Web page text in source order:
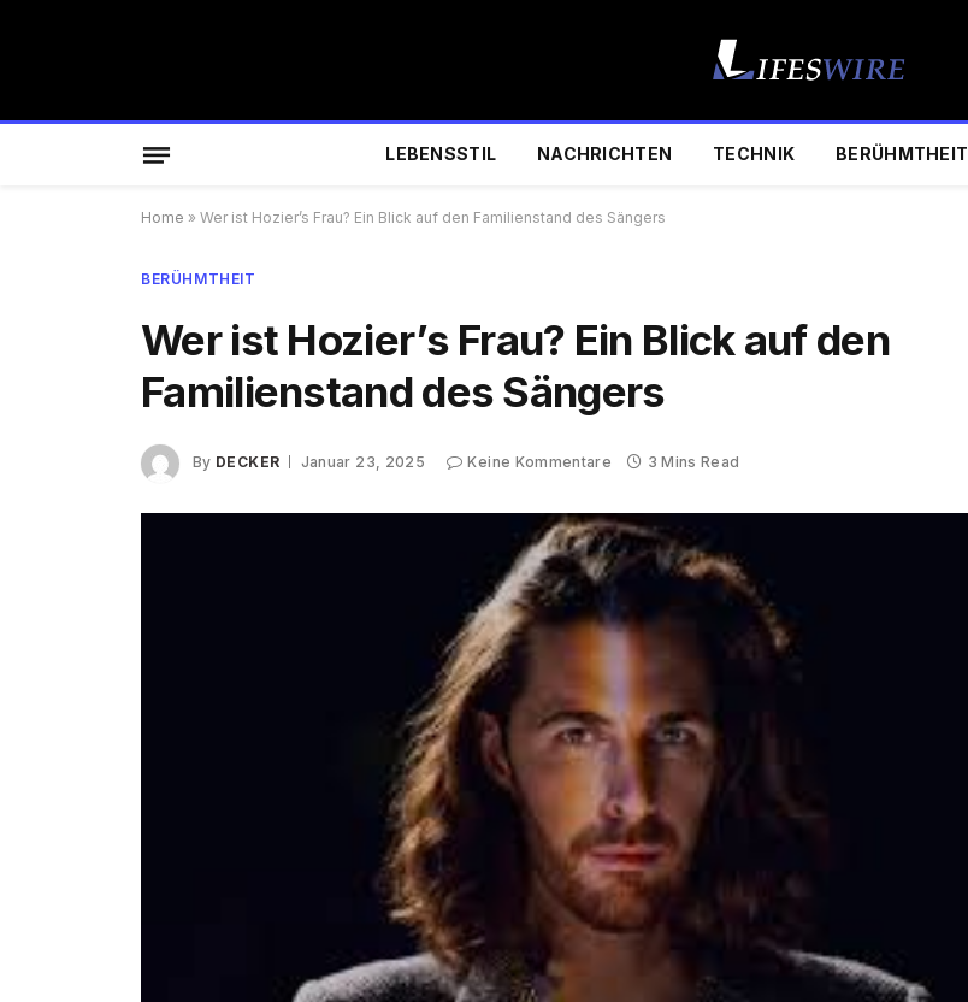
LEBENSSTIL NACHRICHTEN TECHNIK BERÜHMTHEIT
Home » Wer ist Hozier’s Frau? Ein Blick auf den Familienstand des Sängers
BERÜHMTHEIT
Wer ist Hozier’s Frau? Ein Blick auf den
Familienstand des Sängers
By DECKER Januar 23, 2025 Keine Kommentare 3 Mins Read